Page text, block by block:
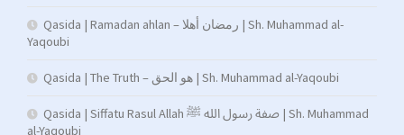
Qasida | Ramadan ahlan – رمضان أهلا | Sh. Muhammad al-
Yaqoubi
Qasida | The Truth – هو الحق | Sh. Muhammad al-Yaqoubi
Qasida | Siffatu Rasul Allah صفة رسول الله ﷺ | Sh. Muhammad
al-Yaqoubi